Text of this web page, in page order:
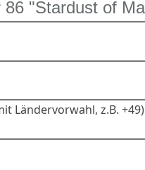
Ländervorwahl, z.B. +49)